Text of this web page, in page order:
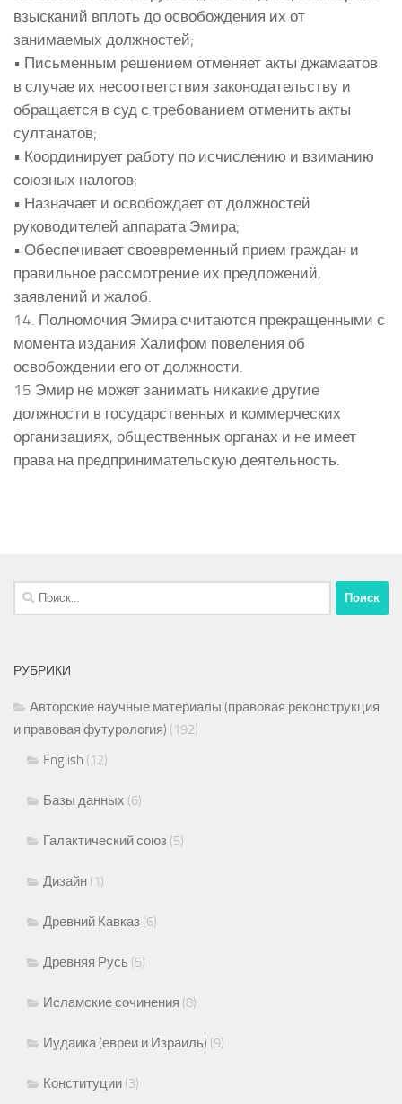
взысканий вплоть до освобождения их от
занимаемых должностей;
• Письменным решением отменяет акты джамаатов
в случае их несоответствия законодательству и
обращается в суд с требованием отменить акты
султанатов;
• Координирует работу по исчислению и взиманию
союзных налогов;
• Назначает и освобождает от должностей
руководителей аппарата Эмира;
• Обеспечивает своевременный прием граждан и
правильное рассмотрение их предложений,
заявлений и жалоб.
14. Полномочия Эмира считаются прекращенными с
момента издания Халифом повеления об
освобождении его от должности.
15 Эмир не может занимать никакие другие
должности в государственных и коммерческих
организациях, общественных органах и не имеет
права на предпринимательскую деятельность.
Найти:
РУБРИКИ
Авторские научные материалы (правовая реконструкция
и правовая футурология) (192)
English (12)
Базы данных (6)
Галактический союз (5)
Дизайн (1)
Древний Кавказ (6)
Древняя Русь (5)
Исламские сочинения (8)
Иудаика (евреи и Израиль) (9)
Конституции (3)